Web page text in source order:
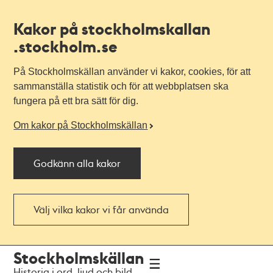
Kakor på stockholmskallan
.stockholm.se
På Stockholmskällan använder vi kakor, cookies, för att
sammanställa statistik och för att webbplatsen ska
fungera på ett bra sätt för dig.
Om kakor på Stockholmskällan
Godkänn alla kakor
Välj vilka kakor vi får använda
navigationen
huvudinnehållet
Stockholmskällan